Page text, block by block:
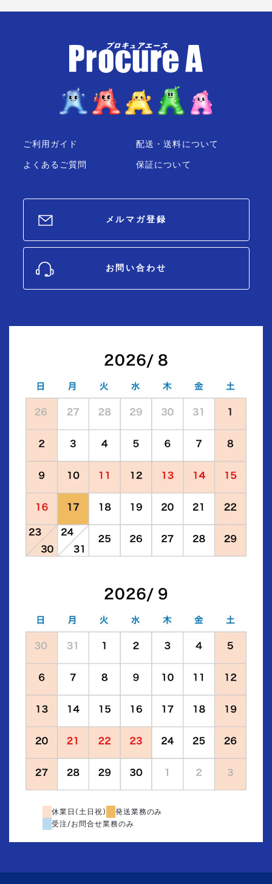
ご利用ガイド
よくあるご質問
配送・送料について
保証について
メルマガ登録
お問い合わせ
休業日(土日祝)
発送業務のみ
受注/お問合せ業務のみ